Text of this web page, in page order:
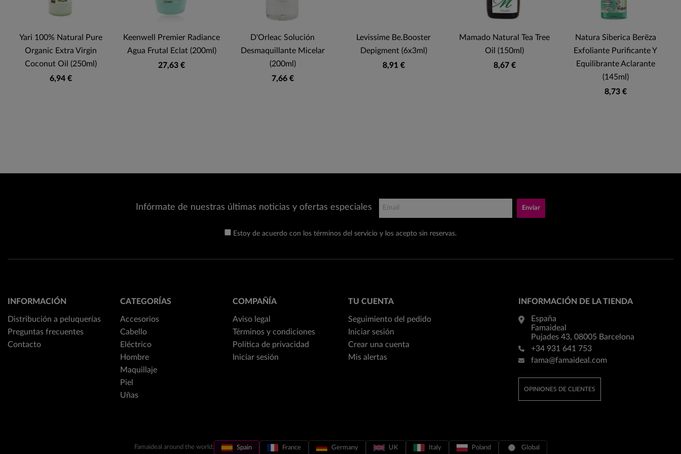
Yari 100% Natural Pure
Organic Extra Virgin
Coconut Oil (250ml)
6,94 €
Keenwell Premier Radiance
Agua Frutal Eclat (200ml)
27,63 €
D'Orleac Solución
Desmaquillante Micelar
(200ml)
7,66 €
Levissime Be.Booster
Depigment (6x3ml)
8,91 €
Mamado Natural Tea Tree
Oil (150ml)
8,67 €
Natura Siberica Berëza
Exfoliante Purificante Y
Equilibrante Aclarante
(145ml)
8,73 €
Infórmate de nuestras últimas noticias y ofertas especiales Enviar
Estoy de acuerdo con los términos del servicio y los acepto sin reservas.
INFORMACIÓN
Distribución a peluquerías
Preguntas frecuentes
Contacto
CATEGORÍAS
Accesorios
Cabello
Eléctrico
Hombre
Maquillaje
Piel
Uñas
COMPAÑÍA
Aviso legal
Términos y condiciones
Política de privacidad
Iniciar sesión
TU CUENTA
Seguimiento del pedido
Iniciar sesión
Crear una cuenta
Mis alertas
INFORMACIÓN DE LA TIENDA
España
Famaideal
Pujades 43, 08005 Barcelona
+34 931 641 753
fama@famaideal.com
OPINIONES DE CLIENTES
Famaideal around the world: Spain France Germany UK Italy Poland Global